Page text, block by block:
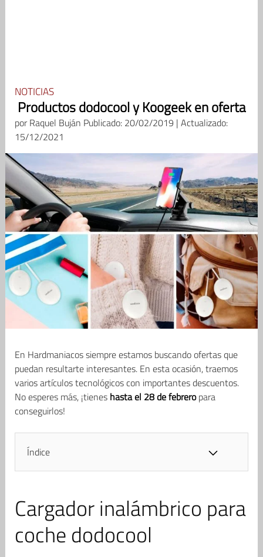
NOTICIAS
Productos dodocool y Koogeek en oferta
porRaquel Buján Publicado: 20/02/2019 | Actualizado:
15/12/2021
En Hardmaniacos siempre estamos buscando ofertas que
puedan resultarte interesantes. En esta ocasión, traemos
varios artículos tecnológicos con importantes descuentos.
No esperes más, ¡tienes hasta el 28 de febreropara
conseguirlos!
Índice
Cargador inalámbrico para
coche dodocool